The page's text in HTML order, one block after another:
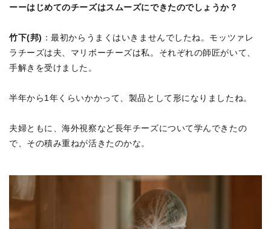
ーーはじめてのチーズはスムーズにできたのでしょうか？
竹下(邦) ：最初からうまくはいきませんでしたね。モッツァレ
ラチーズは夫、マリボーチーズは私。それぞれの師匠がいて、
手解きを受けました。
半年から1年くらいかかって、製品として形になりましたね。
夫婦ともに、海外視察など長年チーズについて学んできたの
で、その積み重ねが活きたのかな。